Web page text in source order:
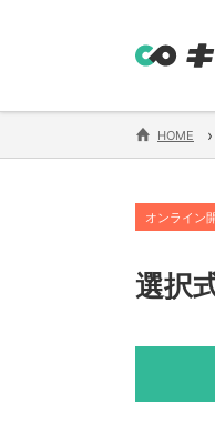
HOME ›
オンライン
選択